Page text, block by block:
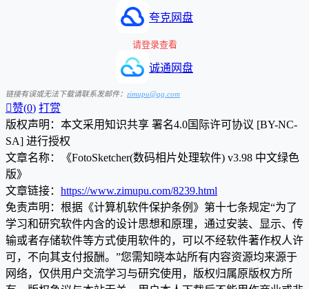
夸克网盘
请登录查看
诚通网盘
链接有误或无法下载请联系发邮件： zimupu@qq.com
赞(0) 打赏
版权声明：本文采用知识共享 署名4.0国际许可协议 [BY-NC-
SA] 进行授权
文章名称：《FotoSketcher(数码相片处理软件) v3.98 中文绿色
版》
文章链接： https://www.zimupu.com/8239.html
免责声明：根据《计算机软件保护条例》第十七条规定“为了
学习和研究软件内含的设计思想和原理，通过安装、显示、传
输或者存储软件等方式使用软件的，可以不经软件著作权人许
可，不向其支付报酬。”您需知晓本站所有内容资源均来源于
网络，仅供用户交流学习与研究使用，版权归属原版权方所